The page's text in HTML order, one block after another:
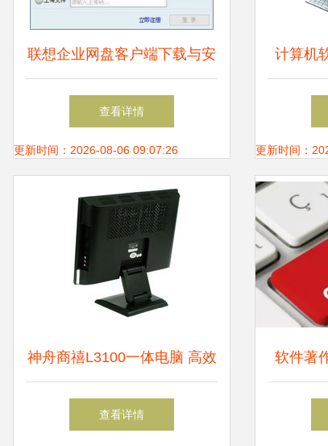
联想企业网盘客户端下载与安
装指南
查看详情
更新时间：2026-08-06 09:07:26
计算机
创
更新时间：
神舟商禧L3100一体电脑 高效
办公与实用设计的完美结合
查看详情
软件著
形代码